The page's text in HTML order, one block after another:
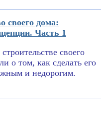
своего дома:
Часть 1
своего
о том, как сделать его
и недорогим.